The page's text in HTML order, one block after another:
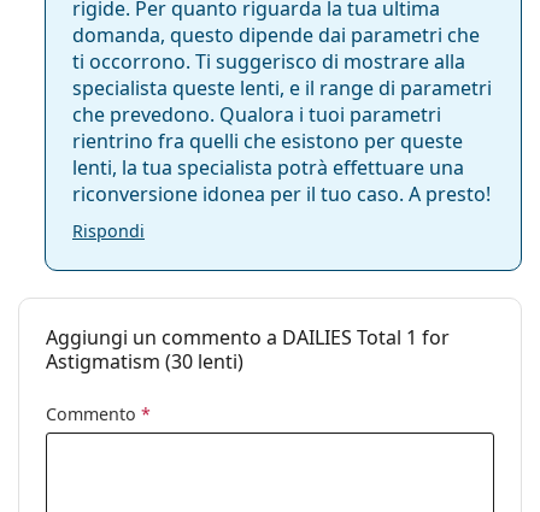
Confezione
Produttore:
Alcon
confezione:
30
Peso:
71 g
Categorie:
Lenti toriche
Silicone-idrogel
Lenti a contatto
rigide. Per quanto riguarda la tua ultima
domanda, questo dipende dai parametri che
ti occorrono. Ti suggerisco di mostrare alla
specialista queste lenti, e il range di parametri
che prevedono. Qualora i tuoi parametri
rientrino fra quelli che esistono per queste
lenti, la tua specialista potrà effettuare una
riconversione idonea per il tuo caso. A presto!
Rispondi
Aggiungi un commento a DAILIES Total 1 for
Astigmatism (30 lenti)
Commento *